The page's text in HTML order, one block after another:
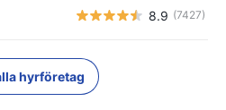
8.9 (7427)
hyrföretag